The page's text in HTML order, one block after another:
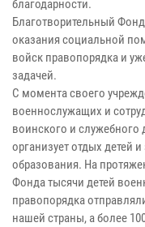
благодарности.
Благотворительный
оказания социальной
войск правопорядка и
задачей.
С момента своего
военнослужащих и
воинского и
организует отдых детей
образования. На
Фонда тысячи детей
правопорядка
нашей страны, а более